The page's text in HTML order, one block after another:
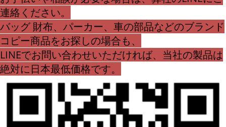
連絡ください。
バッグ 財布、パーカー、車の部品などのブランド
コピー商品をお探しの場合も、
LINEでお問い合わせいただければ、当社の製品は
絶対に日本最低価格です。